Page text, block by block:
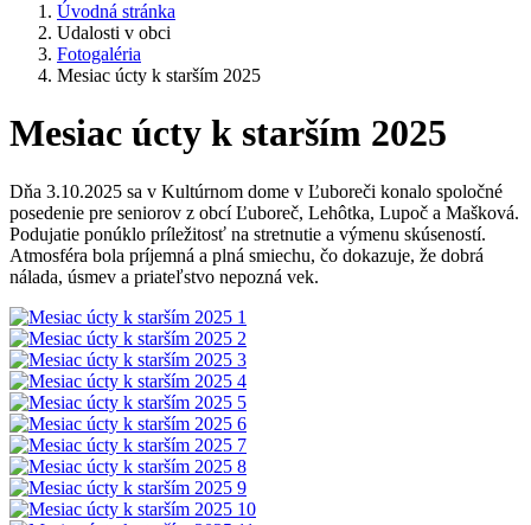
Úvodná stránka
Udalosti v obci
Fotogaléria
Mesiac úcty k starším 2025
Mesiac úcty k starším 2025
Dňa 3.10.2025 sa v Kultúrnom dome v Ľuboreči konalo spoločné
posedenie pre seniorov z obcí Ľuboreč, Lehôtka, Lupoč a Mašková.
Podujatie ponúklo príležitosť na stretnutie a výmenu skúseností.
Atmosféra bola príjemná a plná smiechu, čo dokazuje, že dobrá
nálada, úsmev a priateľstvo nepozná vek.